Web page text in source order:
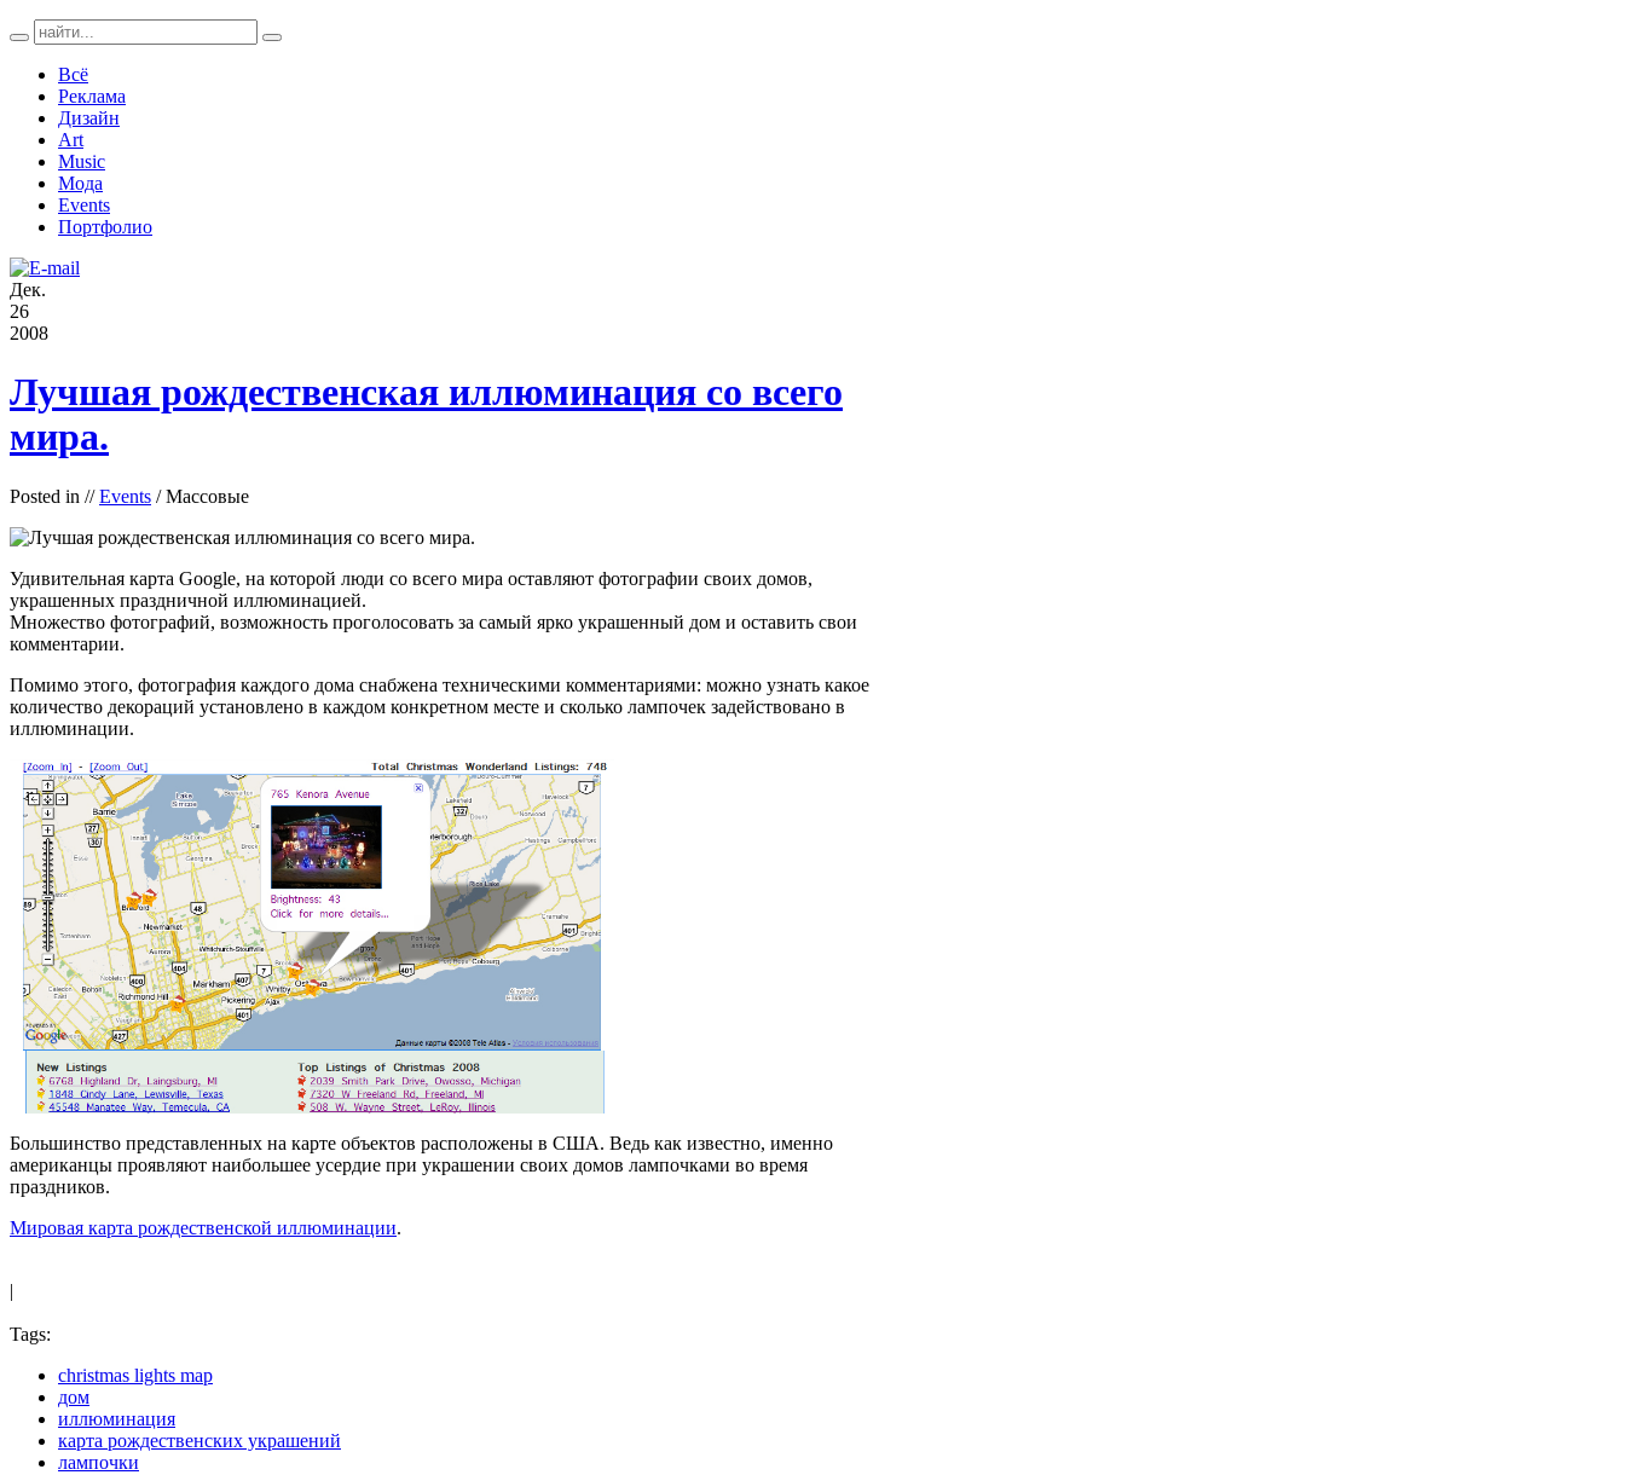
Всё
Реклама
Дизайн
Art
Music
Мода
Events
Портфолио
Дек.
26
2008
Лучшая рождественская иллюминация со всего
мира.
Posted in //Events / Массовые
Удивительная карта Google, на которой люди со всего мира оставляют фотографии своих домов,
украшенных праздничной иллюминацией.
Множество фотографий, возможность проголосовать за самый ярко украшенный дом и оставить свои
комментарии.
Помимо этого, фотография каждого дома снабжена техническими комментариями: можно узнать какое
количество декораций установлено в каждом конкретном месте и сколько лампочек задействовано в
иллюминации.
Большинство представленных на карте объектов расположены в США. Ведь как известно, именно
американцы проявляют наибольшее усердие при украшении своих домов лампочками во время
праздников.
Мировая карта рождественской иллюминации.
|
Tags:
christmas lights map
дом
иллюминация
карта рождественских украшений
лампочки